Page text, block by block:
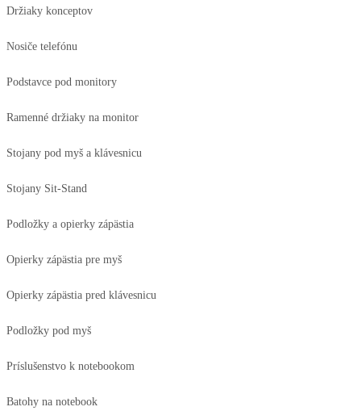
Držiaky konceptov
Nosiče telefónu
Podstavce pod monitory
Ramenné držiaky na monitor
Stojany pod myš a klávesnicu
Stojany Sit-Stand
Podložky a opierky zápästia
Opierky zápästia pre myš
Opierky zápästia pred klávesnicu
Podložky pod myš
Príslušenstvo k notebookom
Batohy na notebook